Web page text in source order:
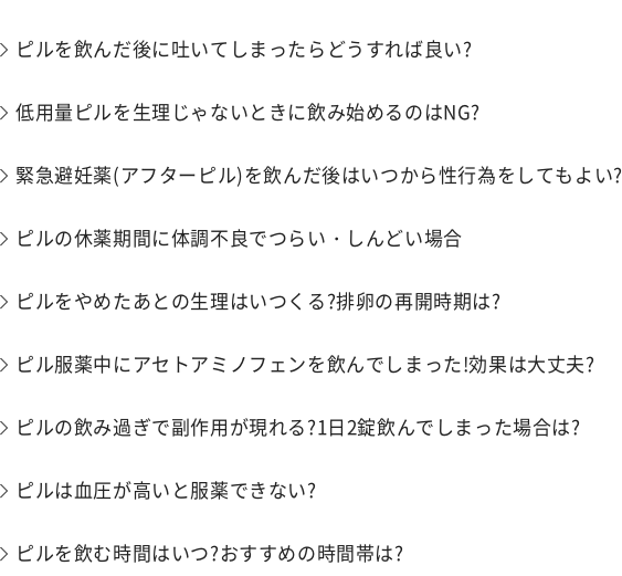
ピルを飲んだ後に吐いてしまったらどうすれば良い?
低用量ピルを生理じゃないときに飲み始めるのはNG?
緊急避妊薬(アフターピル)を飲んだ後はいつから性行為をしてもよい?
ピルの休薬期間に​​体調不良でつらい・しんどい場合
ピルをやめたあとの生理はいつくる?排卵の再開時期は?
ピル服薬中にアセトアミノフェンを飲んでしまった!効果は大丈夫?
ピルの飲み過ぎで副作用が現れる?1日2錠飲んでしまった場合は?
ピルは血圧が高いと服薬できない?
ピルを飲む時間はいつ?おすすめの時間帯は?